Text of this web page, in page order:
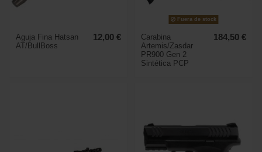
Aguja Fina Hatsan
AT/BullBoss
12,00 €
Fuera de stock
Carabina
Artemis/Zasdar
PR900 Gen 2
Sintética PCP
184,50 €